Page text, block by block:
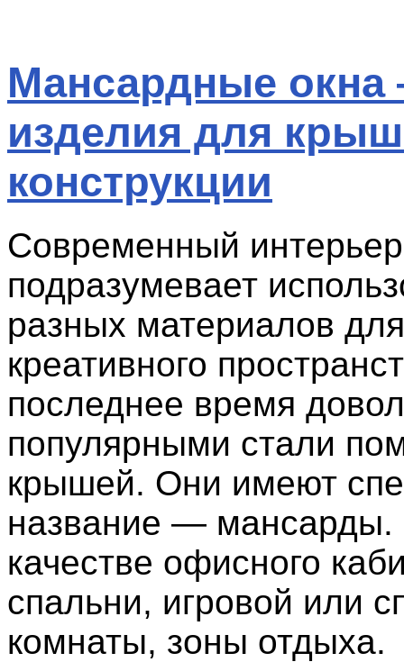
Мансардные
изделия для
конструкции
Современный интерьер
подразумевает
разных материалов
креативного
последнее время
популярными стали
крышей. Они имеют
название — мансарды.
качестве офисного
спальни, игровой или
комнаты, зоны отдыха.